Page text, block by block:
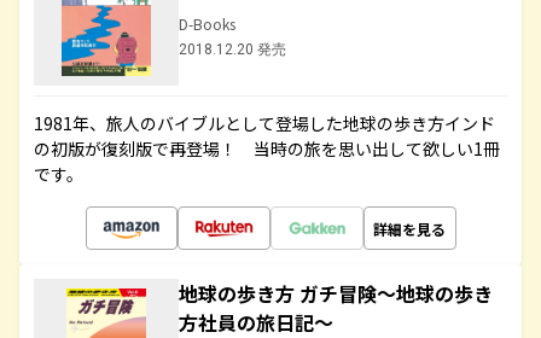
D-Books
2018.12.20 発売
1981年、旅人のバイブルとして登場した地球の歩き方インド
の初版が復刻版で再登場！ 当時の旅を思い出して欲しい1冊
です。
詳細を見る
地球の歩き方 ガチ冒険～地球の歩き
方社員の旅日記～